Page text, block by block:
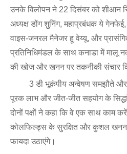
उनके विलोपन ने 22 दिसंबर को शीआन
अध्यक्ष डोंग शुनिंग, महाप्रबंधक ये
वाइस-जनरल मैनेजर हू वेय्यू, और
प्रतिनिधिमंडल के साथ कनाडा में मालू
की खोज और खनन पर तकनीकी संचार
3 डी भूकंपीय अन्वेषण समझौते
पूरक लाभ और जीत-जीत सहयोग के
दोनों पक्षों ने कहा कि वे एक साथ काम
कोलफिल्ड्स के सुरक्षित और कुशल खनन
फायदा उठाएंगे।